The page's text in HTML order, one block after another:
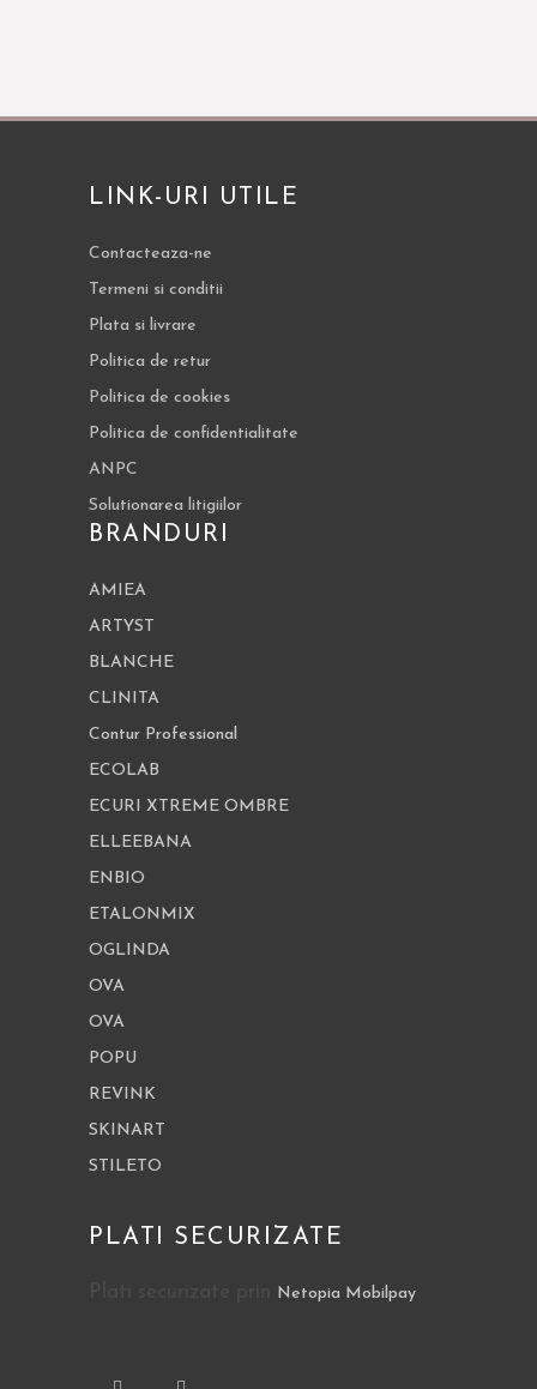
LINK-URI UTILE
Contacteaza-ne
Termeni si conditii
Plata si livrare
Politica de retur
Politica de cookies
Politica de confidentialitate
ANPC
Solutionarea litigiilor
BRANDURI
AMIEA
ARTYST
BLANCHE
CLINITA
Contur Professional
ECOLAB
ECURI XTREME OMBRE
ELLEEBANA
ENBIO
ETALONMIX
OGLINDA
OVA
OVA
POPU
REVINK
SKINART
STILETO
PLATI SECURIZATE
Netopia Mobilpay